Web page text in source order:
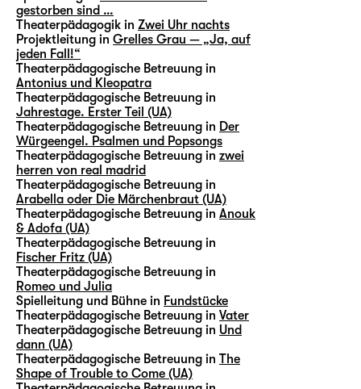
gestorben sind …
Theaterpädagogik in Zwei Uhr nachts
Projektleitung in Grelles Grau — „Ja, auf
jeden Fall!“
Theaterpädagogische Betreuung in
Antonius und Kleopatra
Theaterpädagogische Betreuung in
Jahrestage. Erster Teil (UA)
Theaterpädagogische Betreuung in Der
Würgeengel. Psalmen und Popsongs
Theaterpädagogische Betreuung in zwei
herren von real madrid
Theaterpädagogische Betreuung in
Arabella oder Die Märchenbraut (UA)
Theaterpädagogische Betreuung in Anouk
& Adofa (UA)
Theaterpädagogische Betreuung in
Fischer Fritz (UA)
Theaterpädagogische Betreuung in
Romeo und Julia
Spielleitung und Bühne in Fundstücke
Theaterpädagogische Betreuung in Vater
Theaterpädagogische Betreuung in Und
dann (UA)
Theaterpädagogische Betreuung in The
Shape of Trouble to Come (UA)